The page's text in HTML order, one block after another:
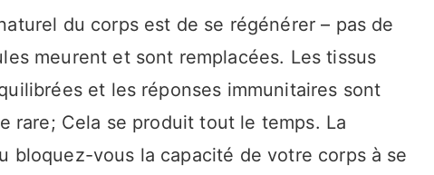
du corps est de se régénérer – pas de
meurent et sont remplacées. Les tissus
et les réponses immunitaires sont
rare; Cela se produit tout le temps. La
bloquez-vous la capacité de votre corps à se